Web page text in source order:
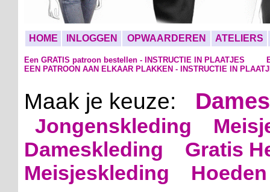
HOME INLOGGEN OPWAARDEREN ATELIERS
Een GRATIS patroon bestellen - INSTRUCTIE IN PLAATJES
EEN PATROON AAN ELKAAR PLAKKEN - INSTRUCTIE IN
Maak je keuze:
Jongenskleding
Dameskleding
Gratis
Meisjeskleding